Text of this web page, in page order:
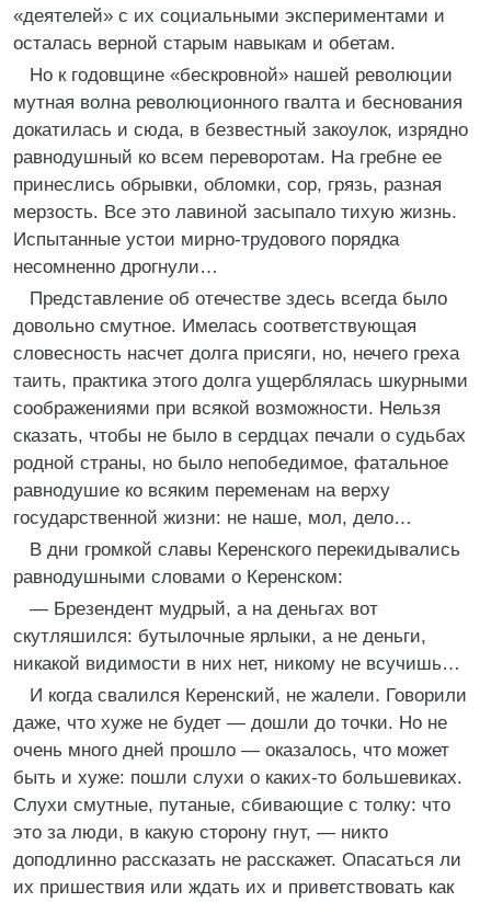
«деятелей» с их социальными экспериментами и
осталась верной старым навыкам и обетам.
Но к годовщине «бескровной» нашей революции
мутная волна революционного гвалта и беснования
докатилась и сюда, в безвестный закоулок, изрядно
равнодушный ко всем переворотам. На гребне ее
принеслись обрывки, обломки, сор, грязь, разная
мерзость. Все это лавиной засыпало тихую жизнь.
Испытанные устои мирно-трудового порядка
несомненно дрогнули…
Представление об отечестве здесь всегда было
довольно смутное. Имелась соответствующая
словесность насчет долга присяги, но, нечего греха
таить, практика этого долга ущерблялась шкурными
соображениями при всякой возможности. Нельзя
сказать, чтобы не было в сердцах печали о судьбах
родной страны, но было непобедимое, фатальное
равнодушие ко всяким переменам на верху
государственной жизни: не наше, мол, дело…
В дни громкой славы Керенского перекидывались
равнодушными словами о Керенском:
— Брезендент мудрый, а на деньгах вот
скутляшился: бутылочные ярлыки, а не деньги,
никакой видимости в них нет, никому не всучишь…
И когда свалился Керенский, не жалели. Говорили
даже, что хуже не будет — дошли до точки. Но не
очень много дней прошло — оказалось, что может
быть и хуже: пошли слухи о каких-то большевиках.
Слухи смутные, путаные, сбивающие с толку: что
это за люди, в какую сторону гнут, — никто
доподлинно рассказать не расскажет. Опасаться ли
их пришествия или ждать их и приветствовать как